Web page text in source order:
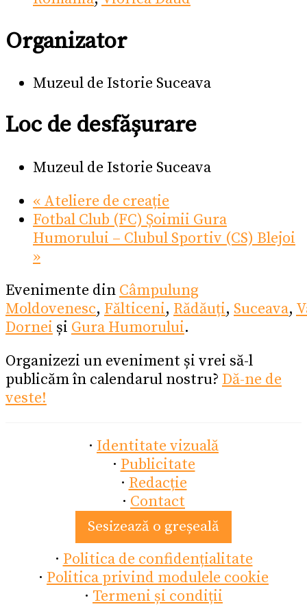
Organizator
Muzeul de Istorie Suceava
Loc de desfășurare
Muzeul de Istorie Suceava
« Ateliere de creație
Fotbal Club (FC) Șoimii Gura
Humorului – Clubul Sportiv (CS) Blejoi
»
Evenimente din Câmpulung
Moldovenesc, Fălticeni, Rădăuți, Suceava,
Dornei și Gura Humorului.
Organizezi un eveniment și vrei să-l
publicăm în calendarul nostru? Dă-ne de
veste!
· Identitate vizuală
· Publicitate
· Redacție
· Contact
Sesizează o greșeală
· Politica de confidențialitate
· Politica privind modulele cookie
· Termeni și condiții